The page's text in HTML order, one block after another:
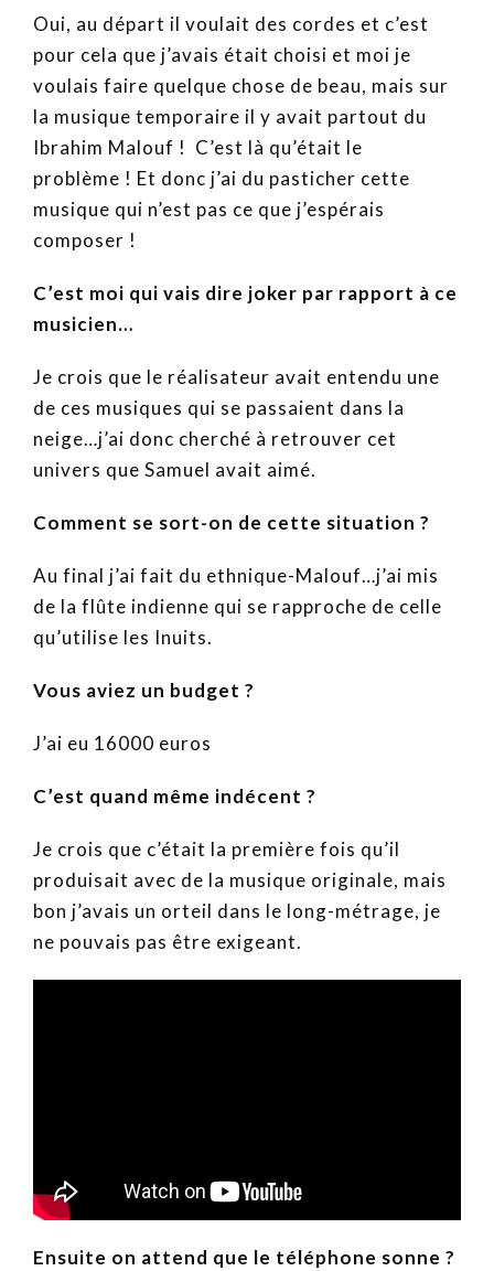
Oui, au départ il voulait des cordes et c’est
pour cela que j’avais était choisi et moi je
voulais faire quelque chose de beau, mais sur
la musique temporaire il y avait partout du
Ibrahim Malouf ! C’est là qu’était le
problème ! Et donc j’ai du pasticher cette
musique qui n’est pas ce que j’espérais
composer !
C’est moi qui vais dire joker par rapport à ce
musicien…
Je crois que le réalisateur avait entendu une
de ces musiques qui se passaient dans la
neige…j’ai donc cherché à retrouver cet
univers que Samuel avait aimé.
Comment se sort-on de cette situation ?
Au final j’ai fait du ethnique-Malouf…j’ai mis
de la flûte indienne qui se rapproche de celle
qu’utilise les Inuits.
Vous aviez un budget ?
J’ai eu 16000 euros
C’est quand même indécent ?
Je crois que c’était la première fois qu’il
produisait avec de la musique originale, mais
bon j’avais un orteil dans le long-métrage, je
ne pouvais pas être exigeant.
Ensuite on attend que le téléphone sonne ?